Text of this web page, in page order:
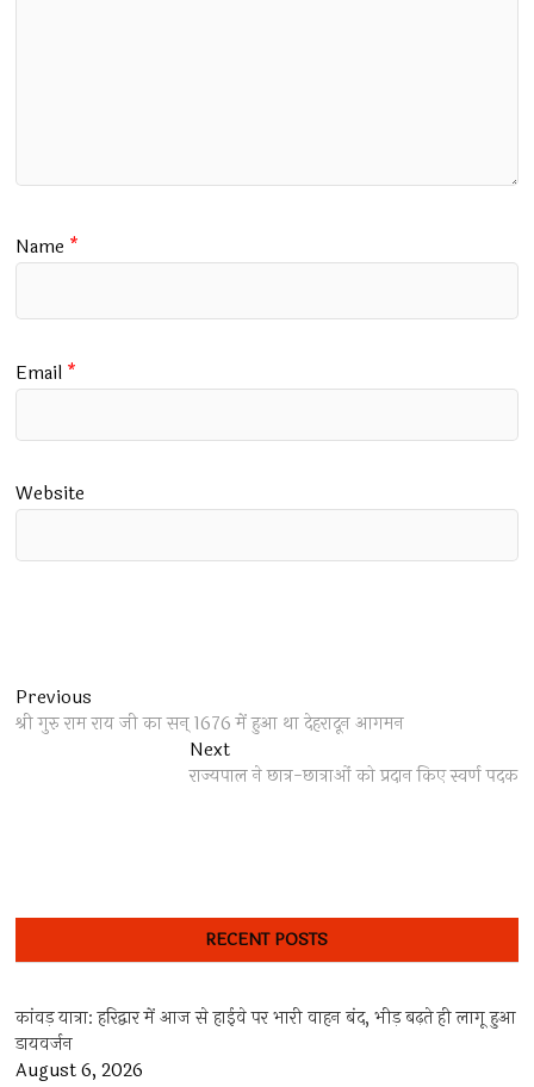
Name *
Email *
Website
Post
navigation
Previous
post:
श्री गुरु राम राय जी का सन् 1676 में हुआ था देहरादून आगमन
NextNext
post:
राज्यपाल ने छात्र-छात्राओं को प्रदान किए स्वर्ण पदक
RECENT POSTS
कांवड़ यात्रा: हरिद्वार में आज से हाईवे पर भारी वाहन बंद, भीड़ बढ़ते ही लागू हुआ
डायवर्जन
August 6, 2026